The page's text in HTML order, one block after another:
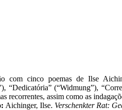
com cinco poemas de Ilse
“Dedicatória” (“Widmung”),
recorrentes, assim como as
Aichinger, Ilse. Verschenkter Rat: